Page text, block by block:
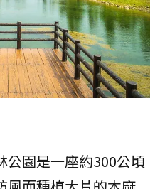
公園是一座約300公頃